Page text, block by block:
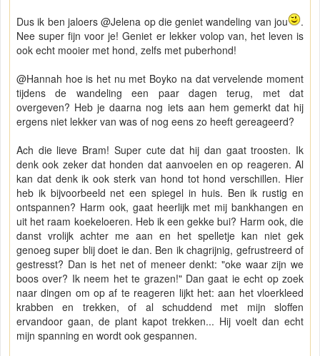
Dus ik ben jaloers @Jelena op die geniet wandeling van jou
.
Nee super fijn voor je! Geniet er lekker volop van, het leven is
ook echt mooier met hond, zelfs met puberhond!
@Hannah hoe is het nu met Boyko na dat vervelende moment
tijdens de wandeling een paar dagen terug, met dat
overgeven? Heb je daarna nog iets aan hem gemerkt dat hij
ergens niet lekker van was of nog eens zo heeft gereageerd?
Ach die lieve Bram! Super cute dat hij dan gaat troosten. Ik
denk ook zeker dat honden dat aanvoelen en op reageren. Al
kan dat denk ik ook sterk van hond tot hond verschillen. Hier
heb ik bijvoorbeeld net een spiegel in huis. Ben ik rustig en
ontspannen? Harm ook, gaat heerlijk met mij bankhangen en
uit het raam koekeloeren. Heb ik een gekke bui? Harm ook, die
danst vrolijk achter me aan en het spelletje kan niet gek
genoeg super blij doet ie dan. Ben ik chagrijnig, gefrustreerd of
gestresst? Dan is het net of meneer denkt: "oke waar zijn we
boos over? Ik neem het te grazen!" Dan gaat ie echt op zoek
naar dingen om op af te reageren lijkt het: aan het vloerkleed
krabben en trekken, of al schuddend met mijn sloffen
ervandoor gaan, de plant kapot trekken... Hij voelt dan echt
mijn spanning en wordt ook gespannen.